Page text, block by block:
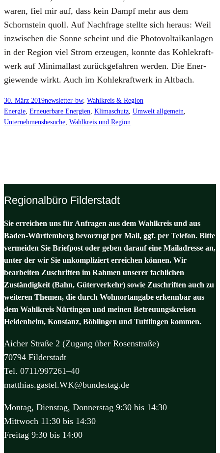
waren, fiel mir auf, dass kein Dampf mehr aus dem
Schorn­stein quoll. Auf Nach­fra­ge stell­te sich her­aus: Weil
inzwi­schen die Son­ne scheint und die Pho­to­vol­ta­ik­an­la­gen
in der Regi­on viel Strom erzeu­gen, konn­te das Koh­le­kraft­
werk auf Mini­mal­last zurück­ge­fah­ren wer­den. Die Ener­
gie­wen­de wirkt. Auch im Koh­le­kraft­werk in Alt­bach.
30. März 2019newsletter-bw, Wahlkreis & Region
Energie Erneuerbare Energien Klimaschutz Umwelt allgemein
Unternehmensbesuche Wahlkreis und Region
Regionalbüro Filderstadt
Sie erreichen uns für Anfragen aus dem Wahlkreis und aus
Baden-Württemberg bevorzugt per Mail, ggf. per Telefon. Bitte
vermeiden Sie Briefpost oder geben darauf eine Mailadresse an,
unter der wir Sie unkompliziert erreichen können. Wir
bearbeiten Zuschriften im Rahmen unserer fachlichen
Zuständigkeit (Bahn, Güterverkehr) sowie Zuschriften auch zu
weiteren Themen, die durch Wohnortangabe erkennbar aus
dem Wahlkreis Nürtingen und meinen Betreuungskreisen
Heidenheim, Konstanz, Böblingen und Tuttlingen kommen.
Aicher Straße 2 (Zugang über Rosenstraße)
70794 Filderstadt
Tel. 0711/997261–40
matthias.gastel.WK@bundestag.de
Montag, Dienstag, Donnerstag 9:30 bis 14:30
Mittwoch 11:30 bis 14:30
Freitag 9:30 bis 14:00